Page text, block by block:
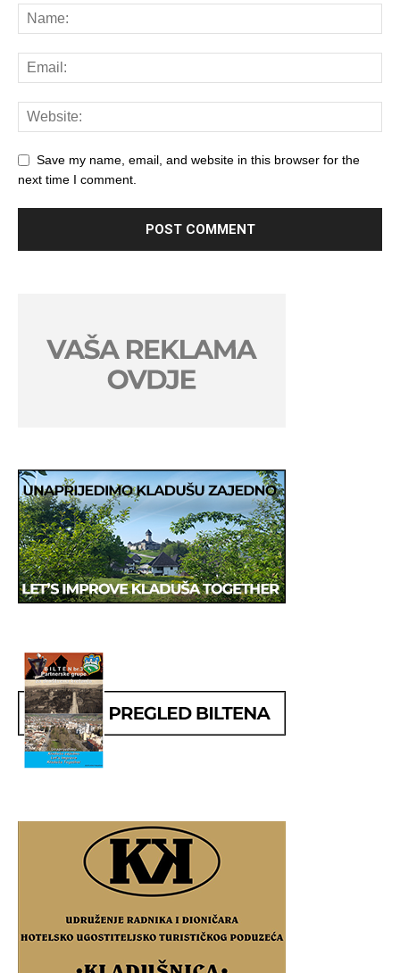
Save my name, email, and website in this browser for the
next time I comment.